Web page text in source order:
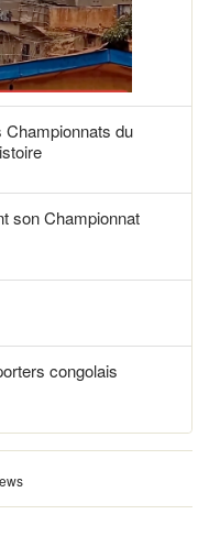
Championnats du
son Championnat
congolais